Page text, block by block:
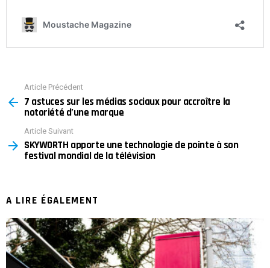
more
Article Précédent
7 astuces sur les médias sociaux pour accroître la
notoriété d’une marque
Article Suivant
SKYWORTH apporte une technologie de pointe à son
festival mondial de la télévision
A LIRE ÉGALEMENT